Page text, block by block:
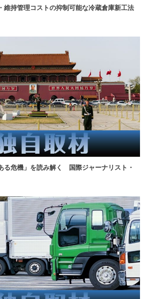
維持管理コストの抑制可能な冷蔵倉庫新工法
る危機」を読み解く 国際ジャーナリスト・